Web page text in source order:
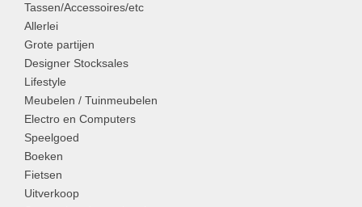
Tassen/Accessoires/etc
Allerlei
Grote partijen
Designer Stocksales
Lifestyle
Meubelen / Tuinmeubelen
Electro en Computers
Speelgoed
Boeken
Fietsen
Uitverkoop